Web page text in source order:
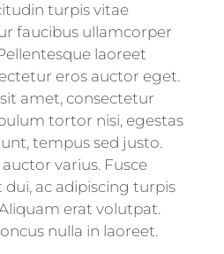
turpis vitae
faucibus ullamcorper
laoreet
eros auctor eget.
amet, consectetur
tortor nisi, egestas
tempus sed justo.
varius. Fusce
ac adipiscing turpis
erat volutpat.
nulla in laoreet.